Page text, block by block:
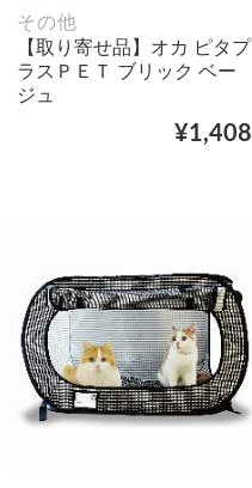
その他
【取り寄せ品】オカ ピタプ
ラスＰＥＴ ブリック ベー
ジュ
¥1,408